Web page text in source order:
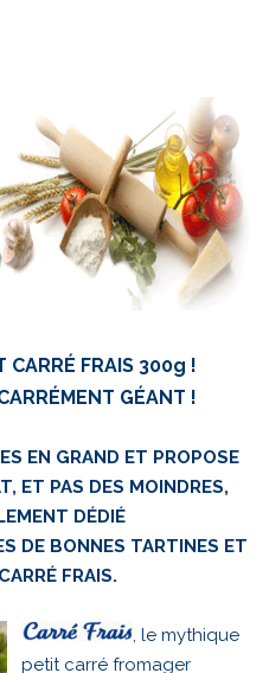
CARRÉ FRAIS 300g !
GÉANT !
EN GRAND ET PROPOSE
ET PAS DES MOINDRES,
DÉDIÉ
DE BONNES TARTINES ET
FRAIS.
, le mythique
petit carré fromager